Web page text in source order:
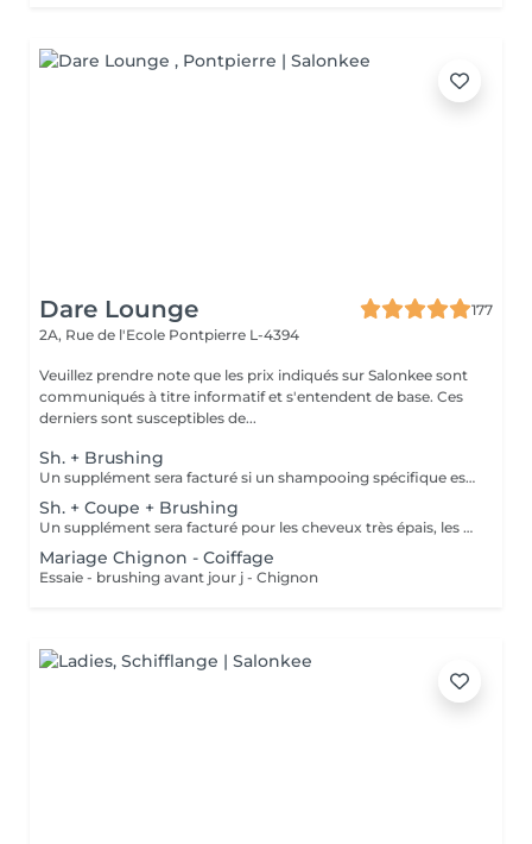
Dare Lounge
177
2A, Rue de l'Ecole Pontpierre L-4394
Veuillez prendre note que les prix indiqués sur Salonkee sont
communiqués à titre informatif et s'entendent de base. Ces
derniers sont susceptibles de...
Sh. + Brushing
Un supplément sera facturé si un shampooing spécifique est appliqué (avec votre accord).
Sh. + Coupe + Brushing
Un supplément sera facturé pour les cheveux très épais, les chevelures très longues et denses ou si un shampooing spécifique est appliqué (avec votre accord).
Mariage Chignon - Coiffage
Essaie - brushing avant jour j - Chignon